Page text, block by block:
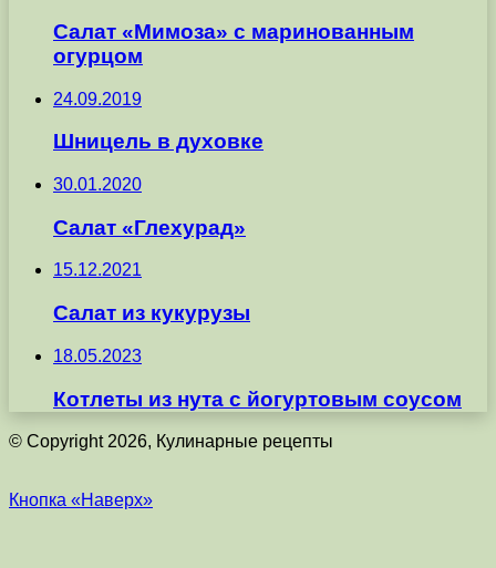
Салат «Мимоза» с маринованным
огурцом
24.09.2019
Шницель в духовке
30.01.2020
Салат «Глехурад»
15.12.2021
Салат из кукурузы
18.05.2023
Котлеты из нута с йогуртовым соусом
© Copyright 2026, Кулинарные рецепты
Кнопка «Наверх»